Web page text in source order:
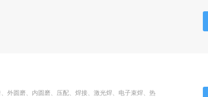
外圆磨、内圆磨、压配、焊接、激光焊、电子束焊、热